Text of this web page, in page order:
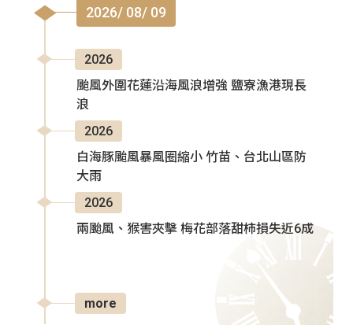
2026/ 08/ 09
2026
颱風外圍花蓮沿海風浪增強 鹽寮漁港現長
浪
2026
白海豚颱風暴風圈縮小 竹苗、台北山區防
大雨
2026
兩颱風、猴害夾擊 梅花部落甜柿損失近6成
more